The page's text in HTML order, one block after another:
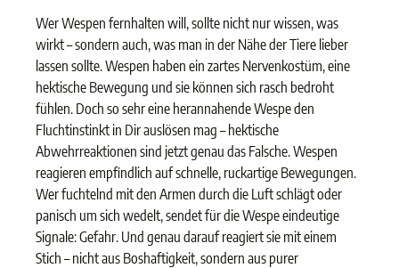
Wer Wespen fernhalten will, sollte nicht nur wissen, was
wirkt – sondern auch, was man in der Nähe der Tiere lieber
lassen sollte. Wespen haben ein zartes Nervenkostüm, eine
hektische Bewegung und sie können sich rasch bedroht
fühlen. Doch so sehr eine herannahende Wespe den
Fluchtinstinkt in Dir auslösen mag – hektische
Abwehrreaktionen sind jetzt genau das Falsche. Wespen
reagieren empfindlich auf schnelle, ruckartige Bewegungen.
Wer fuchtelnd mit den Armen durch die Luft schlägt oder
panisch um sich wedelt, sendet für die Wespe eindeutige
Signale: Gefahr. Und genau darauf reagiert sie mit einem
Stich – nicht aus Boshaftigkeit, sondern aus purer